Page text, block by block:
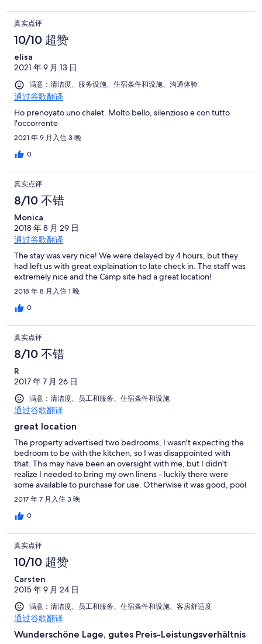
真实点评
10/10 超赞
elisa
2021 年 9 月 13 日
满意：清洁度、服务设施、住宿条件和设施、沟通体验
通过谷歌翻译
Ho prenoyato uno chalet. Molto bello, silenzioso e con tutto
l'occorrente
2021 年 9 月入住 3 晚
0
真实点评
8/10 不错
Monica
2018 年 8 月 29 日
通过谷歌翻译
The stay was very nice! We were delayed by 4 hours, but they
had left us with great explaination to late check in. The staff was
extremely nice and the Camp site had a great location!
2018 年 8 月入住 1 晚
0
真实点评
8/10 不错
R
2017 年 7 月 26 日
满意：清洁度、员工和服务、住宿条件和设施
通过谷歌翻译
great location
The property advertised two bedrooms, I wasn't expecting the
bedroom to be with the kitchen, so I was disappointed with
that. This may have been an oversight with me, but I didn't
realize I needed to bring my own linens - luckily there were
some available to purchase for use. Otherwise it was good, pool
was great, location near lake was awesome, the events they had
were fun.
2017 年 7 月入住 3 晚
0
真实点评
10/10 超赞
Carsten
2015 年 9 月 24 日
满意：清洁度、员工和服务、住宿条件和设施、客房舒适度
通过谷歌翻译
Wunderschöne Lage, gutes Preis-Leistungsverhältnis